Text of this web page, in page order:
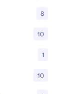
8
10
1
10